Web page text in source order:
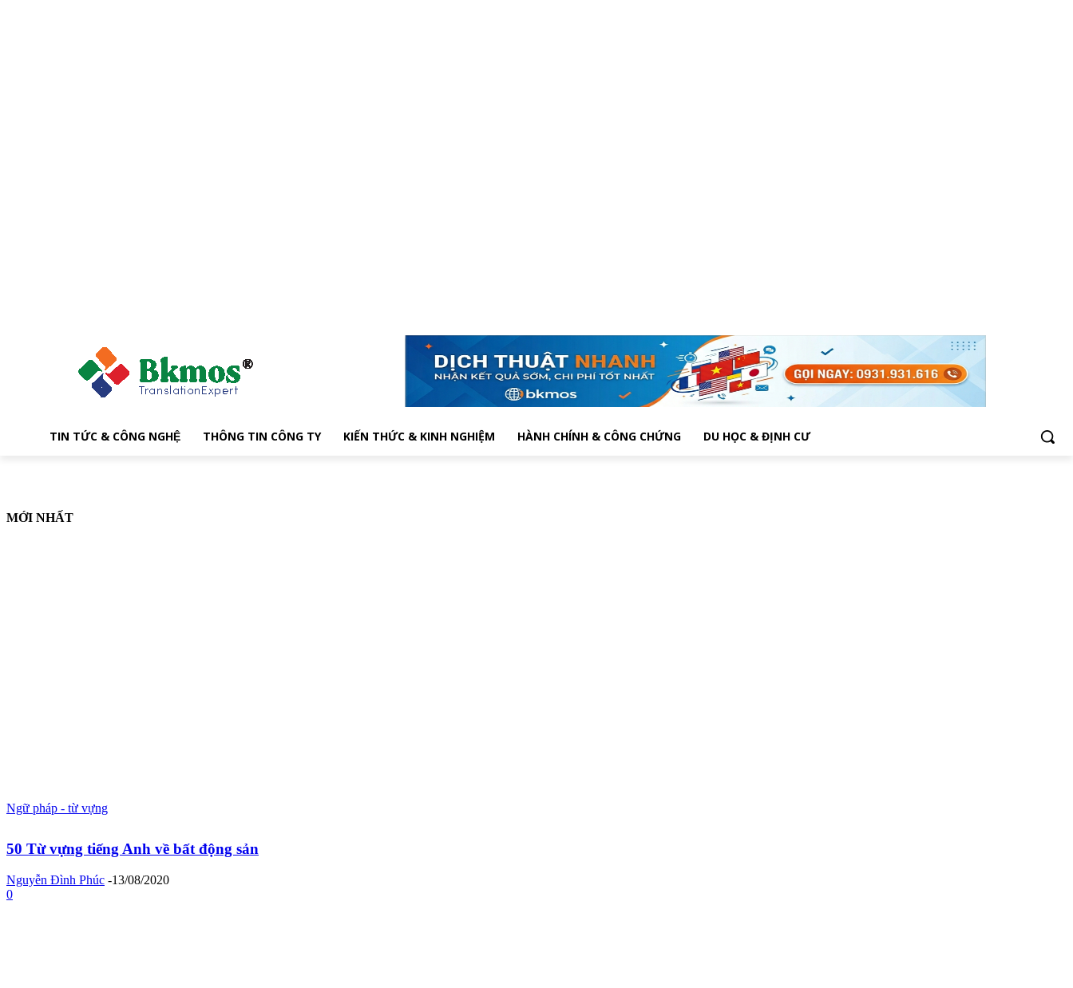
TIN TỨC & CÔNG NGHỆ THÔNG TIN CÔNG TY KIẾN THỨC & KINH NGHIỆM HÀNH CHÍNH & CÔNG CHỨNG DU HỌC & ĐỊNH CƯ
MỚI NHẤT
Ngữ pháp - từ vựng
50 Từ vựng tiếng Anh về bất động sản
Nguyễn Đình Phúc -13/08/2020
0